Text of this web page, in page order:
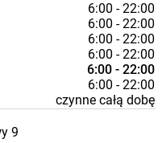
6:00 - 22:00
6:00 - 22:00
6:00 - 22:00
6:00 - 22:00
6:00 - 22:00
6:00 - 22:00
czynne całą dobę
9